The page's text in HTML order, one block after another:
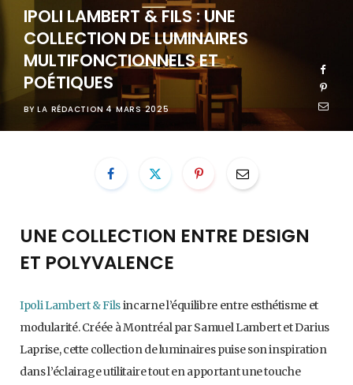
IPOLI LAMBERT & FILS : UNE
COLLECTION DE LUMINAIRES
MULTIFONCTIONNELS ET
POÉTIQUES
BY LA RÉDACTION 4 MARS 2025
UNE COLLECTION ENTRE DESIGN
ET POLYVALENCE
Ipoli Lambert & Filsincarne l’équilibre entre esthétisme et
modularité. Créée à Montréal par Samuel Lambert et Darius
Laprise, cette collection de luminaires puise son inspiration
dans l’éclairage utilitaire tout en apportant une touche